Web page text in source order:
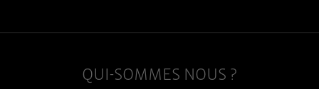
QUI-SOMMES NOUS ?